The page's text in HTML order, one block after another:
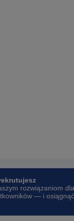
rozwiązaniom dla
— i osiągnąć